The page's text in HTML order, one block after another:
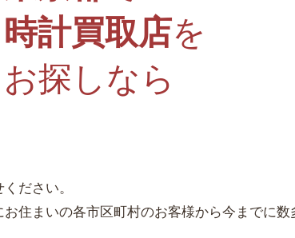
時計買取店を
お探しなら
ださい。
住まいの各市区町村のお客様から今までに数